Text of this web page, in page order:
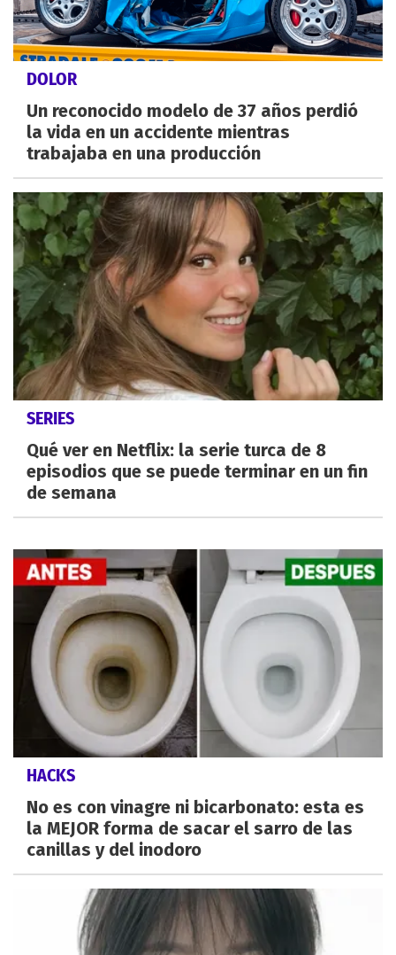
DOLOR
Un reconocido modelo de 37 años perdió
la vida en un accidente mientras
trabajaba en una producción
SERIES
Qué ver en Netflix: la serie turca de 8
episodios que se puede terminar en un fin
de semana
HACKS
No es con vinagre ni bicarbonato: esta es
la MEJOR forma de sacar el sarro de las
canillas y del inodoro